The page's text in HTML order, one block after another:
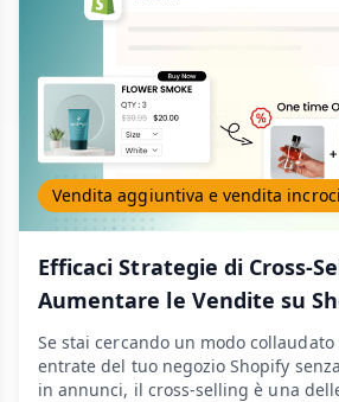
Vendita aggiuntiva e vendita
Efficaci Strategie di Cross-
Aumentare le Vendite su
Se stai cercando un modo
entrate del tuo negozio Shopify
in annunci, il cross-selling è una